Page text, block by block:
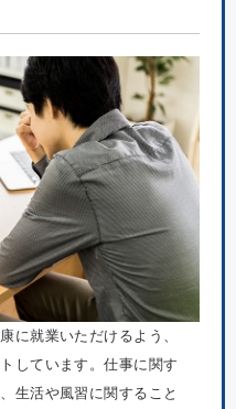
に就業いただけるよう、
しています。仕事に関す
生活や風習に関すること